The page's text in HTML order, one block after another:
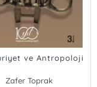
ve Antropoloji
Zafer Toprak